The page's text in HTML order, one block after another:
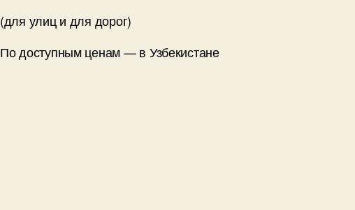
(для улиц и для дорог)
По доступным ценам — в Узбекистане